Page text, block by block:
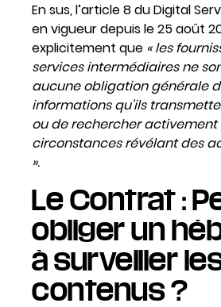
En sus, l’article 8 du Digital
en vigueur depuis le 25 août
explicitement que « les
services intermédiaires ne
aucune obligation générale
informations qu’ils
ou de rechercher activement
circonstances révélant des
».
Le Contrat :
obliger un
à surveiller
contenus ?